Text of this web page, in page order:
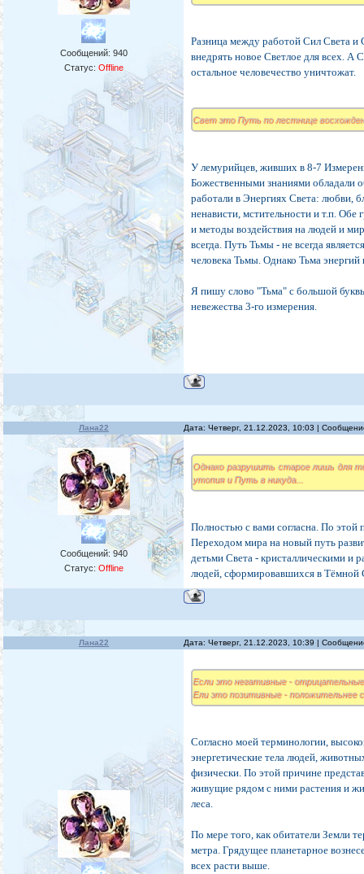
Сообщений: 940
Статус: Offline
Разница между работой Сил Света и
внедрять новое Светлое для всех. А
остальное человечество уничтожат.
Свет это Путь по лестнице
У лемурийцев, живших в 8-7
Божественными знаниями обладали
работали в Энергиях Света: любви,
ненависти, мстительности и т.п.
и методы воздействия на людей и
всегда. Путь Тьмы - не всегда
человека Тьмы. Однако Тьма
Я пишу слово "Тьма" с большой
невежества 3-го измерения.
Лана22 Дата: Четверг, 21.12.2023, 10:03 |
Сообщений: 940
Статус: Offline
Однако разрушить старое лишь для
утопия и Путь в никуда...
Полностью с вами согласна. По этой
Переходом мира на новый путь
детьми Света - кристаллическими
людей, сформировавшихся в
Лана22 Дата: Четверг, 21.12.2023, 10:39 |
Если это негативные -
Ели это позитивные - положительнее
Согласно моей терминологии,
энергетические тела людей,
физически. По этой причине
живущие рядом с ними растения и
леса.
По мере того, как обитатели Земли
метра. Грядущее планетарное
всех расти выше.